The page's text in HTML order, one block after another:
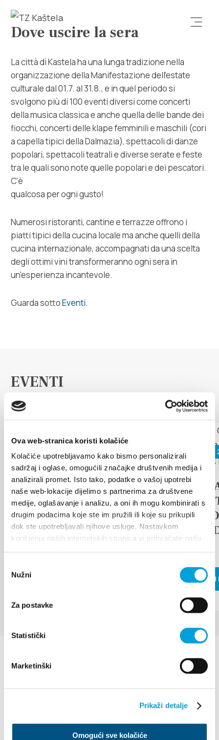
Ova web-stranica koristi kolačiće
Kolačiće upotrebljavamo kako bismo personalizirali
sadržaj i oglase, omogućili značajke društvenih medija i
analizirali promet. Isto tako, podatke o vašoj upotrebi
naše web-lokacije dijelimo s partnerima za društvene
medije, oglašavanje i analizu, a oni ih mogu kombinirati s
drugim podacima koje ste im pružili ili koje su prikupili
dok ste upotrebljavali njihove usluge. Nastavkom
korištenja naših internetskih stranica vi prihvaćate našu
pristanka
Nužni
Za postavke
Statistički
Marketinški
Prikaži detalje
Omogući sve kolačiće
Esplora
Destinazione
Cosa fare
Info
Multimedia
Tourist office
Safe in Dalmatia
it
Villa Nika, Kamberovo šetalište 30,
Indicazioni
Dove uscire la sera
La città di Kastela ha una lunga tradizione nella
organizzazione della Manifestazione dell'estate
culturale dal 01.7. al 31.8., e in quel periodo si
svolgono più di 100 eventi diversi come concerti
della musica classica e anche quella delle bande dei
fiocchi, concerti delle klape femminili e maschili (cori
a capella tipici della Dalmazia), spettacoli di danze
popolari, spettacoli teatrali e diverse serate e feste
tra le quali sono note quelle popolari e dei pescatori.
C'è
qualcosa per ogni gusto!
Numerosi ristoranti, cantine e terrazze offrono i
piatti tipici della cucina locale ma anche quelli della
cucina internazionale, accompagnati da una scelta
degli ottimi vini transformeranno ogni sera in
un'esperienza incantevole.
Guarda sottoEventi.
EVENTI
Scopri di più
17 agosto 2026
Arias under the stars
LEGGI DI PIÙ
26
17th
FAIR
LEGGI
21216 Kaštel Stari, Hrvatska
Indicazioni